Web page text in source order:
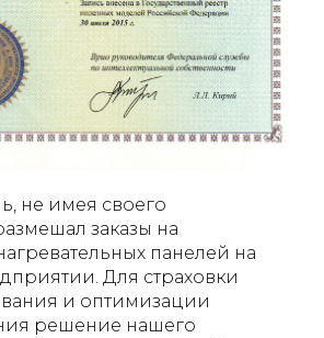
не имея своего
заказы на
панелей на
Для страховки
и оптимизации
решение нашего